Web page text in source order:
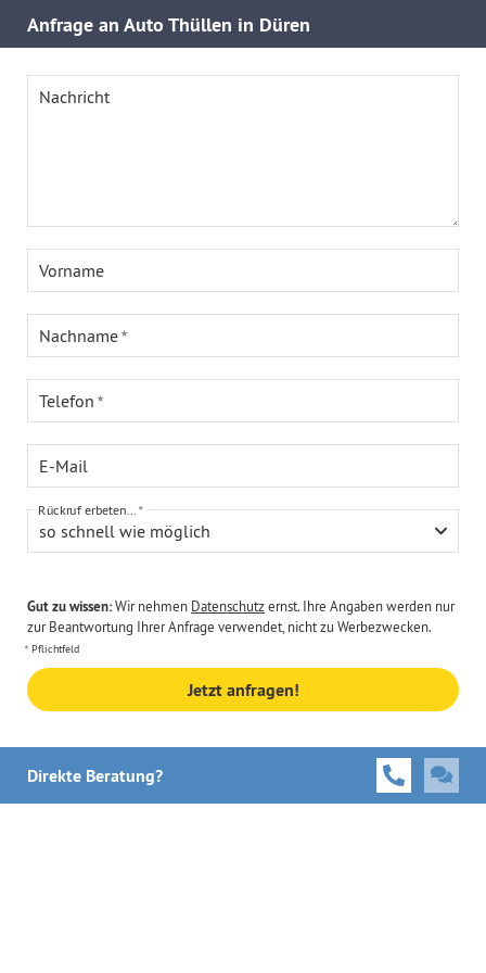
Anfrage an Auto Thüllen in Düren
Nachricht
Vorname
Nachname
Telefon
E-Mail
so schnell wie möglich
Rückruf erbeten...
Gut zu wissen:Wir nehmen Datenschutzernst. Ihre Angaben werden nur
zur Beantwortung Ihrer Anfrage verwendet, nicht zu Werbezwecken.
Pflichtfeld
Jetzt anfragen!
Direkte Beratung?